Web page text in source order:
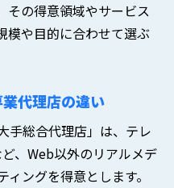
その得意領域やサービス
模や目的に合わせて選ぶ
代理店の違い
手総合代理店」は、テレ
、Web以外のリアルメデ
ングを得意とします。